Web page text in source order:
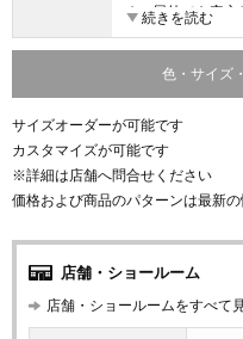
め、屋外でも安心
自然な風合いを
して、屋内外を
■ファブリック／
です。
定番カラー以外の
カ月頂いておりま
続きを読む
色・サイズ
サイズオーダーが可能です
カスタマイズが可能です
※詳細は店舗へ問合せください
価格および商品のパターンは最新
店舗・ショールーム
店舗・ショールームをすべて